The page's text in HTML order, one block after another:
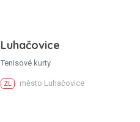
Luhačovice
Tenisové kurty
ZL město Luhačovice